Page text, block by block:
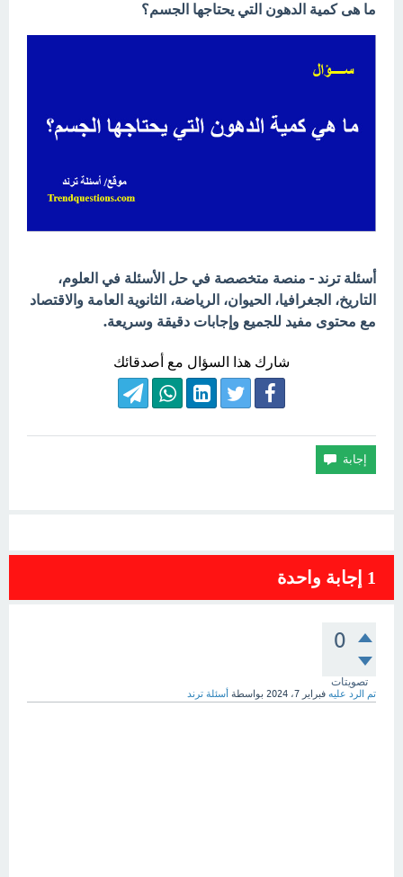
ما هى كمية الدهون التي يحتاجها الجسم؟
أسئلة ترند - منصة متخصصة في حل الأسئلة في العلوم،
التاريخ، الجغرافيا، الحيوان، الرياضة، الثانوية العامة والاقتصاد
مع محتوى مفيد للجميع وإجابات دقيقة وسريعة.
شارك هذا السؤال مع أصدقائك
1 إجابة واحدة
0
تصويتات
تم الرد عليه فبراير 7، 2024 بواسطة أسئلة ترند